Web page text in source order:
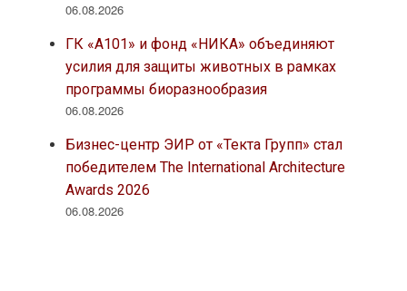
06.08.2026
ГК «А101» и фонд «НИКА» объединяют
усилия для защиты животных в рамках
программы биоразнообразия
06.08.2026
Бизнес-центр ЭИР от «Текта Групп» стал
победителем The International Architecture
Awards 2026
06.08.2026